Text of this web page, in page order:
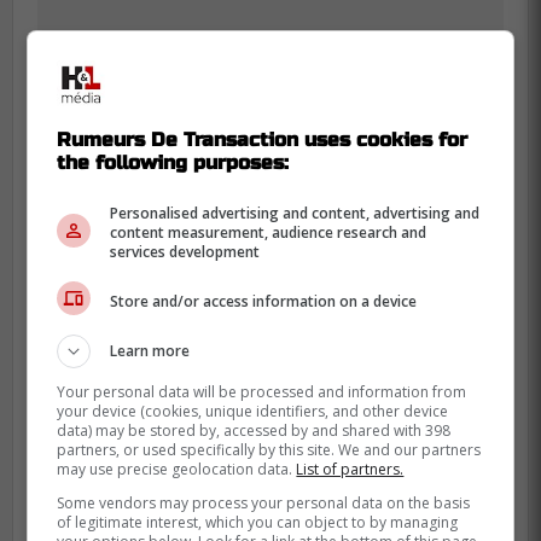
Semyon Varlamov : .926, 9e dans la LNH
Cependant, selon Elliotte Friedman, les
Islanders seraient à la recherche d'un
marqueur de but. Malgré l'excellent jeu
défensif de l'équipe, l'apport offensif des
attaquants et des défenseurs reste un
Rumeurs De Transaction uses cookies for
the following purposes:
Personalised advertising and content, advertising and
content measurement, audience research and
services development
Store and/or access information on a device
Learn more
Your personal data will be processed and information from
your device (cookies, unique identifiers, and other device
data) may be stored by, accessed by and shared with 398
partners, or used specifically by this site. We and our partners
may use precise geolocation data. List of partners.
Some vendors may process your personal data on the basis
of legitimate interest, which you can object to by managing